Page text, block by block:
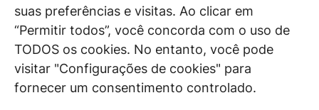
suas preferências e visitas. Ao clicar em
“Permitir todos”, você concorda com o uso de
TODOS os cookies. No entanto, você pode
visitar "Configurações de cookies" para
fornecer um consentimento controlado.
universo jurídico.